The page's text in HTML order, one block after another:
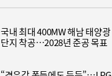
국내 최대 400MW 해남 태양광
단지 착공…2028년 준공 목표